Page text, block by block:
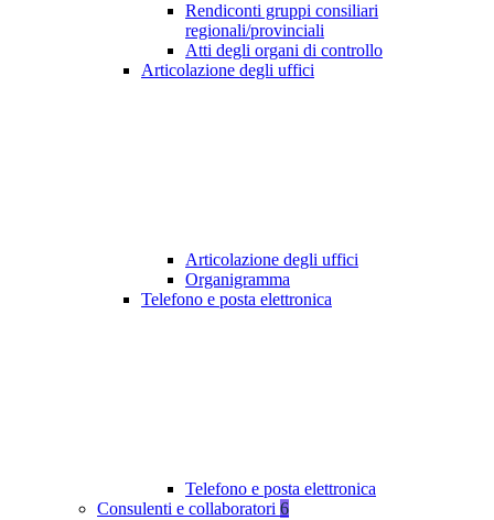
Rendiconti gruppi consiliari
regionali/provinciali
Atti degli organi di controllo
Articolazione degli uffici
Articolazione degli uffici
Organigramma
Telefono e posta elettronica
Telefono e posta elettronica
Consulenti e collaboratori 6